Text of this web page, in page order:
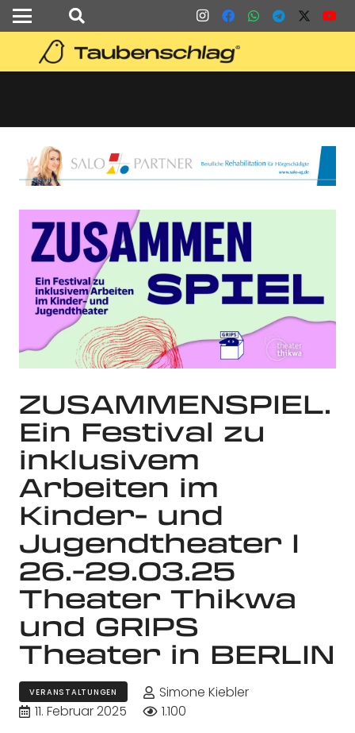
ZUSAMMENSPIEL.
Ein Festival zu
inklusivem
Arbeiten im
Kinder- und
Jugendtheater I
26.-29.03.25
Theater Thikwa
und GRIPS
Theater in BERLIN
VERANSTALTUNGEN
Simone Kiebler
11. Februar 2025
1.100